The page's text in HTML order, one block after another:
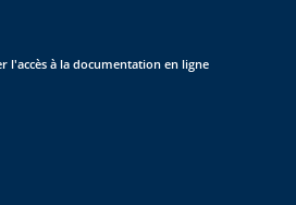
l'accès à la documentation en ligne